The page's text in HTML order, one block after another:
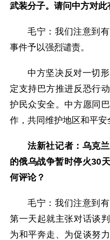
武装分子。请问中方对此
毛宁：我们注意到
事件予以强烈谴责。
中方坚决反对一切
定支持巴方推进反恐行
护民众安全。中方愿同
作，共同维护地区和平安
法新社记者：乌克
的俄乌战争暂时停火30
何评论？
毛宁：我们注意到
第一天起就主张对话谈
为和平奔走、为促谈努